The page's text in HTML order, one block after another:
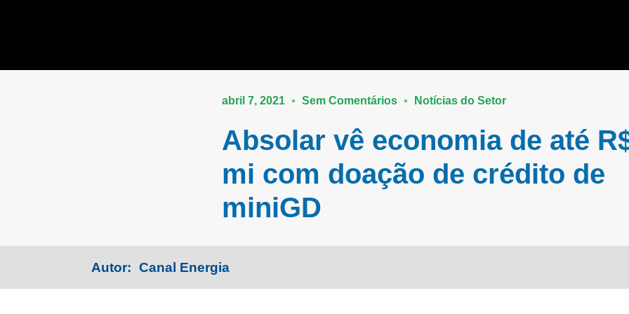
abril 7, 2021 Sem Comentários Notícias do Setor
Absolar vê economia de até
mi com doação de crédito de
miniGD
Autor: Canal Energia